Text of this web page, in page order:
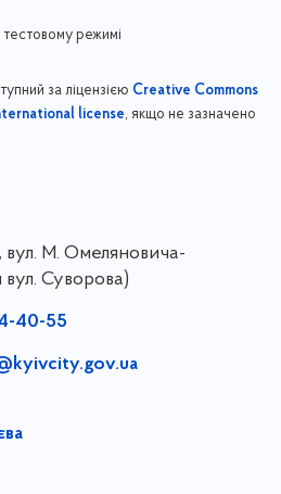
режимі
за ліцензією Creative Commons
license, якщо не зазначено
вул. М. Омеляновича-
вул. Суворова)
40-55